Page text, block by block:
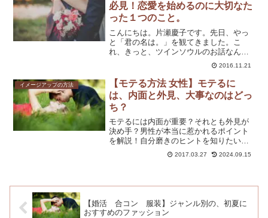
必見！恋愛を始めるのに大切なた
った１つのこと。
こんにちは。片瀬慶子です。先日、やっ
と「君の名は。」を観てきました。こ
れ、きっと、ツインソウルのお話なんだ
な~と思いながら観てました。こういった
ツインソウルに限らず、恋愛を長続きさ
せるのに大切なのはありのままのあなた
を早い段階から知ってもら...
2016.11.21
イメージアップの方法
【モテる方法 女性】モテるに
は、内面と外見、大事なのはどっ
ち？
モテるには内面が重要？それとも外見が
決め手？男性が本当に惹かれるポイント
を解説！自分磨きのヒントを知りたい
方、必見の記事です。2017.03.27 2024.09.15
【婚活 合コン 服装】ジャンル別の、初夏に
おすすめのファッション